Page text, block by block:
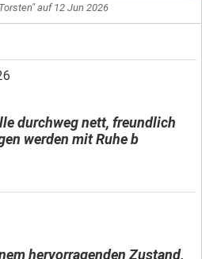
auf 12 Jun 2026
durchweg nett, freundlich
werden mit Ruhe b
hervorragenden Zustand,